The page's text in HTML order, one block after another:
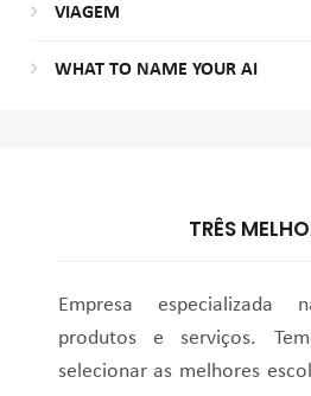
VIAGEM
WHAT TO NAME YOUR AI
TRÊS
Empresa especializada
produtos e serviços.
selecionar as melhores